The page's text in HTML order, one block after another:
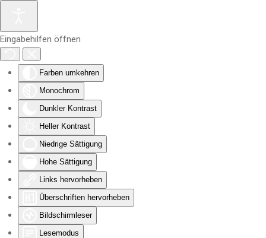
Eingabehilfen öffnen
Farben umkehren
Monochrom
Dunkler Kontrast
Heller Kontrast
Niedrige Sättigung
Hohe Sättigung
Links hervorheben
Überschriften hervorheben
Bildschirmleser
Lesemodus